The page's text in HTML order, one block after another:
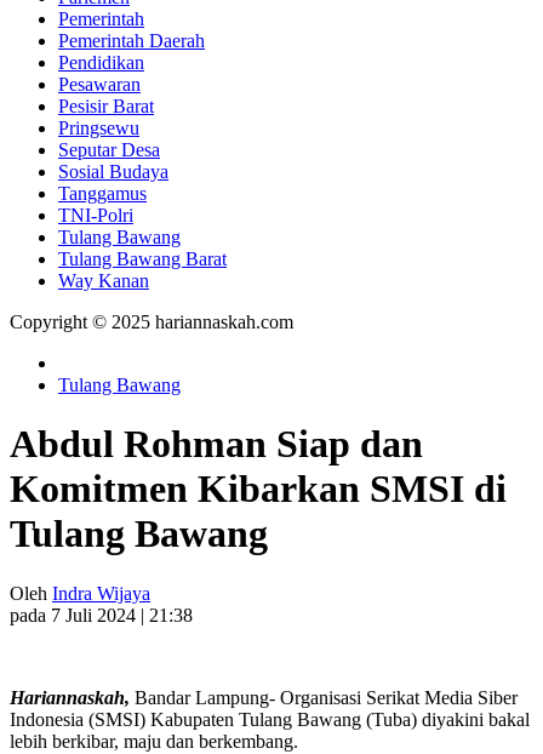
Pemerintah
Pemerintah Daerah
Pendidikan
Pesawaran
Pesisir Barat
Pringsewu
Seputar Desa
Sosial Budaya
Tanggamus
TNI-Polri
Tulang Bawang
Tulang Bawang Barat
Way Kanan
Copyright © 2025 hariannaskah.com
Tulang Bawang
Abdul Rohman Siap dan
Komitmen Kibarkan SMSI di
Tulang Bawang
Oleh Indra Wijaya
pada 7 Juli 2024 | 21:38
Hariannaskah, Bandar Lampung- Organisasi Serikat Media Siber
Indonesia (SMSI) Kabupaten Tulang Bawang (Tuba) diyakini bakal
lebih berkibar, maju dan berkembang.